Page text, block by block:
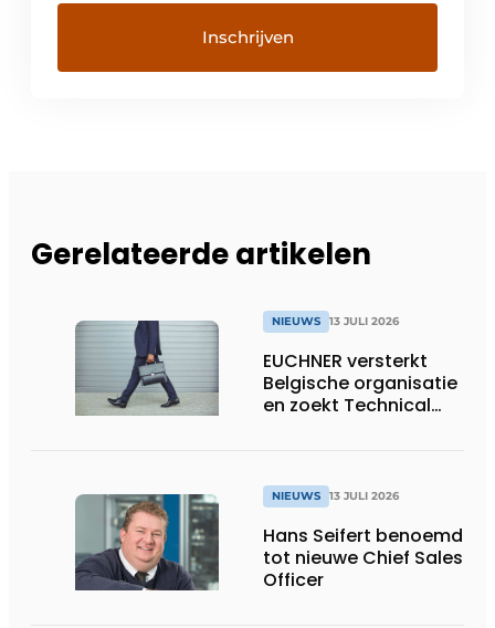
Gerelateerde artikelen
NIEUWS 13 JULI 2026
EUCHNER versterkt
Belgische organisatie
en zoekt Technical
NIEUWS 13 JULI 2026
Hans Seifert benoemd
tot nieuwe Chief Sales
Officer